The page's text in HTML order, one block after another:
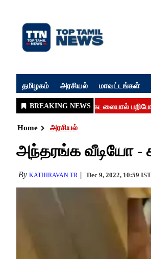
தமிழகம் அரசியல் மாவட்டங்கள்
Home அரசியல்
அந்தரங்க வீடியோ -
By KATHIRAVAN TR Dec 9, 2022, 10:59 IST